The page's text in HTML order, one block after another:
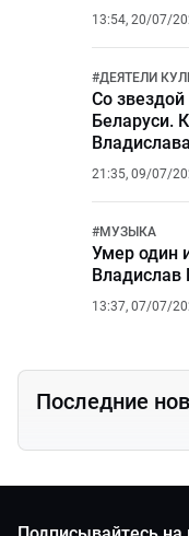
13:54, 20/07/
#ДЕЯТЕЛИ
Со звездой
Беларуси.
21:35, 09/07/
#МУЗЫКА
Умер один
Владислав
13:37, 07/07/
Последние